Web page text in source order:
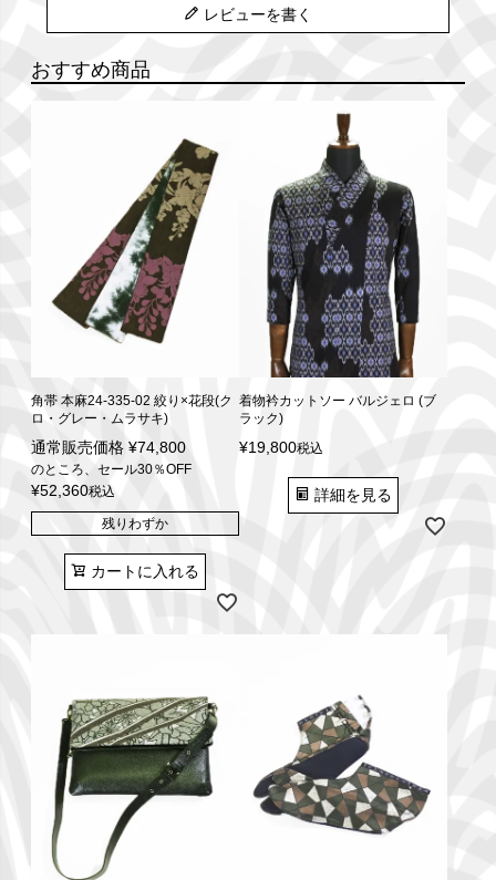
レビューを書く
おすすめ商品
角帯 本麻24-335-02 絞り×花段(ク
ロ・グレー・ムラサキ)
通常販売価格 ¥74,800
のところ、セール30％OFF
¥52,360税込
残りわずか
カートに入れる
着物衿カットソー バルジェロ (ブ
ラック)
¥19,800税込
詳細を見る